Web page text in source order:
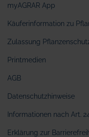
myAGRAR App
Käuferinformation zu
Zulassung
Printmedien
AGB
Datenschutzhinweise
Informationen nach Art.
Erklärung zur